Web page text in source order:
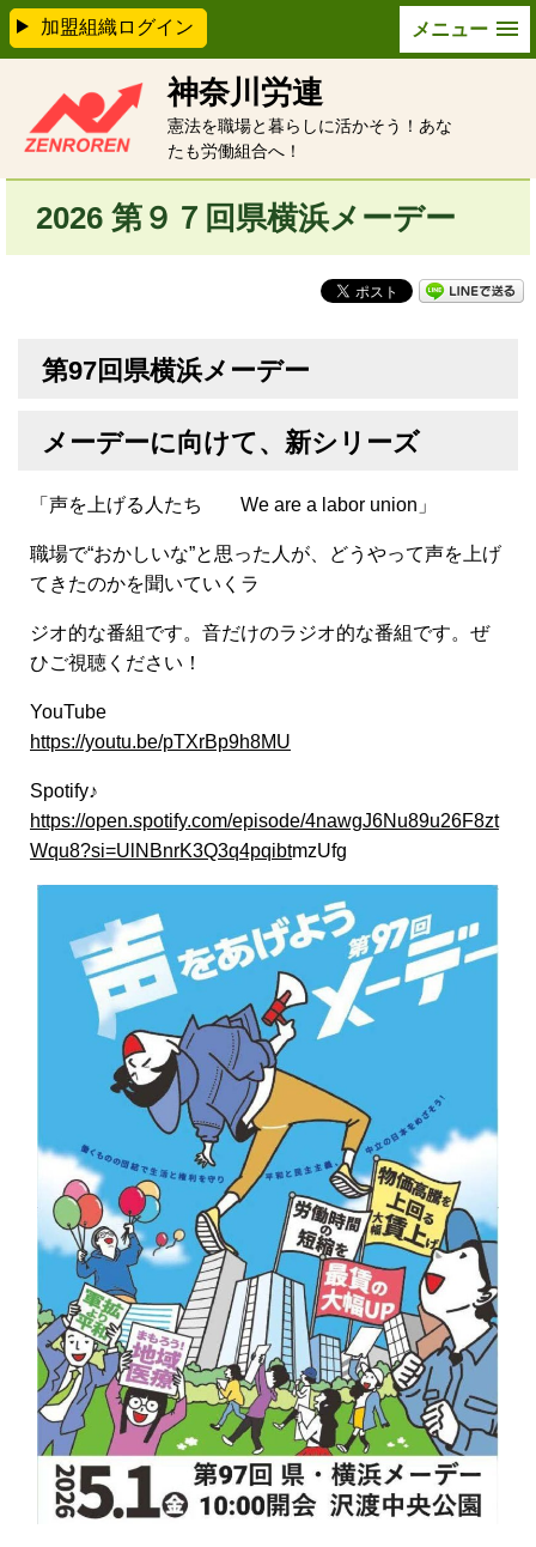
メニュー
神奈川労連
憲法を職場と暮らしに活かそう！あな
たも労働組合へ！
加盟組織ログイン
2026 第９７回県横浜メーデー
第97回県横浜メーデー
メーデーに向けて、新シリーズ
「声を上げる人たち We are a labor union」
職場で“おかしいな”と思った人が、どうやって声を上げ
てきたのかを聞いていくラ
ジオ的な番組です。音だけのラジオ的な番組です。ぜ
ひご視聴ください！
YouTube
https://youtu.be/pTXrBp9h8MU
Spotify♪
https://open.spotify.com/episode/4nawgJ6Nu89u26F8zt
Wqu8?si=UlNBnrK3Q3q4pqibtmzUfg